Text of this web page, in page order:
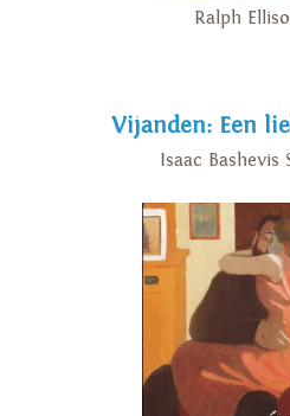
Ralph
Vijanden: Een
Isaac Bashevis